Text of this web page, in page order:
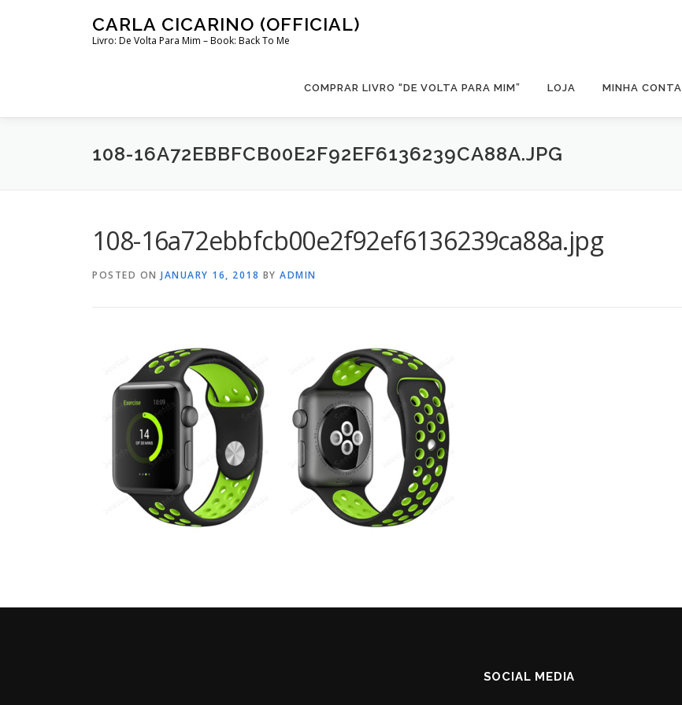
CARLA CICARINO (OFFICIAL)
Livro: De Volta Para Mim – Book: Back To Me
COMPRAR LIVRO “DE VOLTA PARA MIM” LOJA MINHA CONTA
108-16A72EBBFCB00E2F92EF6136239CA88A.JPG
108-16a72ebbfcb00e2f92ef6136239ca88a.jpg
POSTED ON JANUARY 16, 2018 BY ADMIN
SOCIAL MEDIA